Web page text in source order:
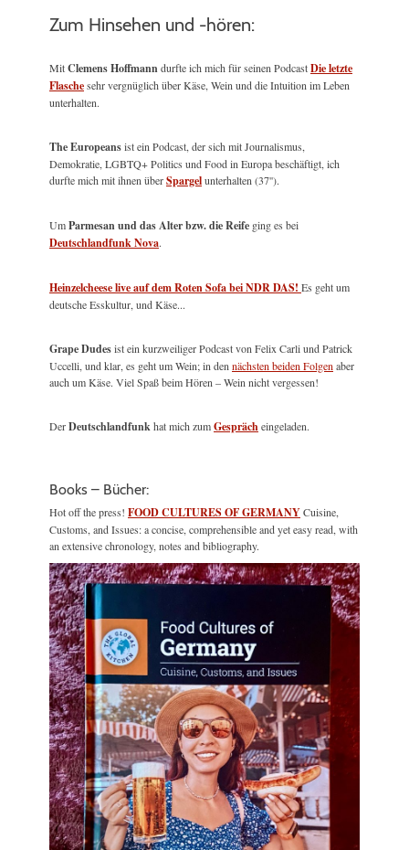
Zum Hinsehen und -hören:
MitClemens Hoffmanndurfte ich mich für seinen PodcastDie letzte
Flaschesehr vergnüglich über Käse, Wein und die Intuition im Leben
unterhalten.
The Europeansist ein Podcast, der sich mit Journalismus,
Demokratie, LGBTQ+ Politics und Food in Europa beschäftigt, ich
durfte mich mit ihnen überSpargelunterhalten (37'').
UmParmesan und das Alter bzw. die Reife ging es bei
Deutschlandfunk Nova.
Heinzelcheese live auf dem Roten Sofa bei NDR DAS! Es geht um
deutsche Esskultur, und Käse...
Grape Dudesist ein kurzweiliger Podcast von Felix Carli und Patrick
Uccelli, und klar, es geht um Wein; in den nächsten beiden Folgen aber
auch um Käse. Viel Spaß beim Hören – Wein nicht vergessen!
DerDeutschlandfunkhat mich zumGesprächeingeladen.
Books – Bücher:
Hot off the press! FOOD CULTURES OF GERMANYCuisine,
Customs, and Issues: a concise, comprehensible and yet easy read, with
an extensive chronology, notes and bibliography.